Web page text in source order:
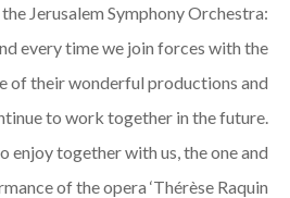
Jerusalem Symphony Orchestra:
every time we join forces with the
of their wonderful productions and
to work together in the future.
enjoy together with us, the one and
of the opera ‘Thérèse Raquin’”.